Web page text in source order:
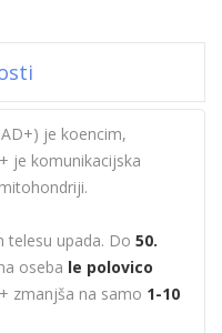
je koencim,
je komunikacijska
telesu upada. Do 50.
oseba le polovico
zmanjša na samo 1-10